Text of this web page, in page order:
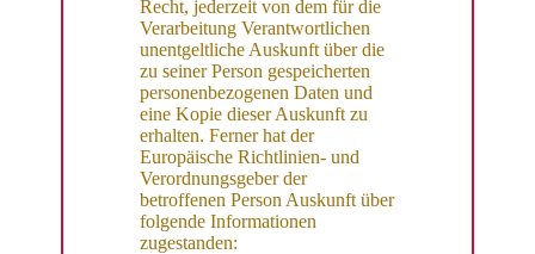
Recht, jederzeit von dem für die
Verarbeitung Verantwortlichen
unentgeltliche Auskunft über die
zu seiner Person gespeicherten
personenbezogenen Daten und
eine Kopie dieser Auskunft zu
erhalten. Ferner hat der
Europäische Richtlinien- und
Verordnungsgeber der
betroffenen Person Auskunft über
folgende Informationen
zugestanden: